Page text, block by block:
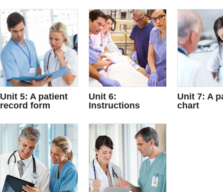
Unit 5: A patient
record form
Unit 6:
Instructions
Unit 7: A
chart